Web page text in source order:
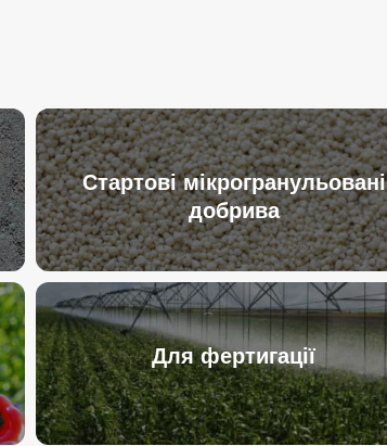
Стартові мікрогранульовані
добрива
Для фертигації